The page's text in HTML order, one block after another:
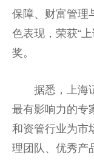
保障、财富管理
色表现，荣获“
奖。
据悉，上海
最有影响力的专
和资管行业为市
理团队、优秀产